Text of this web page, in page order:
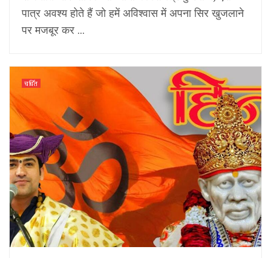
पात्र अवश्य होते हैं जो हमें अविश्वास में अपना सिर खुजलाने
पर मजबूर कर ...
चर्चित